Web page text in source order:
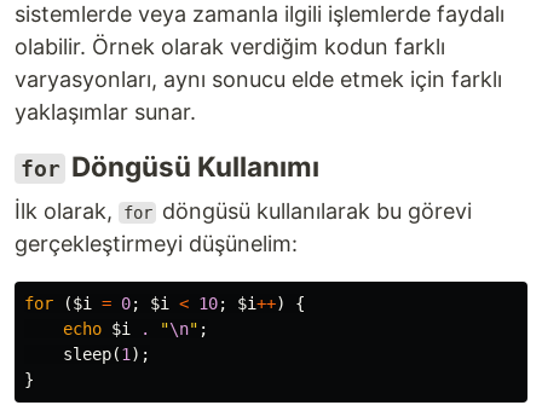
sistemlerde veya zamanla ilgili işlemlerde faydalı
olabilir. Örnek olarak verdiğim kodun farklı
varyasyonları, aynı sonucu elde etmek için farklı
yaklaşımlar sunar.
for Döngüsü Kullanımı
İlk olarak, for döngüsü kullanılarak bu görevi
gerçekleştirmeyi düşünelim:
for ($i = 0; $i < 10; $i++)
{
echo $i . "\n" ;
sleep(1 );
}